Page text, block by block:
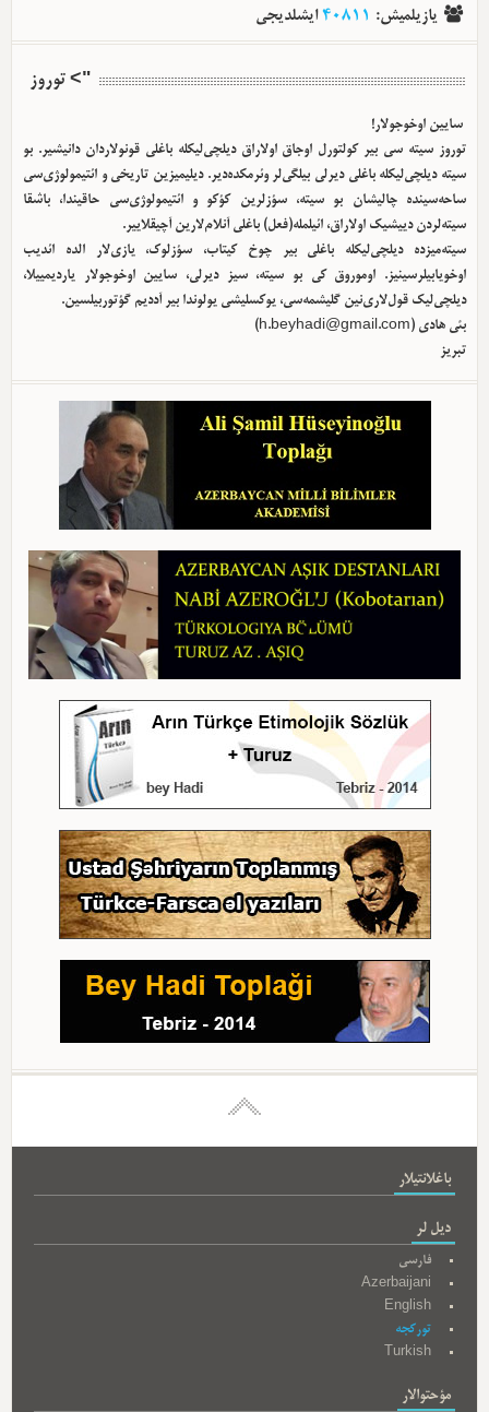
یازیلمیش:
40811ایشلدیجی
"> توروز
سایین اوخوجولار!
توروز سیته سی بیر کولتورل اوجاق اولا‌راق دیلچی‌لیکله باغلی قونولاردان دانیشیر. بو
سیته دیلچی‌لیکله باغلی دیرلی بیلگی‌لر وئرمکده‌دیر. دیلیمیزین تاریخی و ائتیمولوژی‌سی
ساحه‌سینده چالیشان بو سیته، سؤزلرین کؤکو و ائتیمولوژی‌سی حاقیندا، باشقا
سیته‌لردن دییشیک اولا‌راق، ائیلمله(فعل) باغلی آنلام‌لارین آچیقلاییر.
سیته‌میزده دیلچی‌لیکله باغلی بیر چوخ کیتاب، سؤزلوک، یازی‌لار الده ائدیب
اوخویابیلرسینیز. اوموروق کی بو سیته، سیز دیرلی، سایین اوخوجولار یاردیمییلا،
دیلچی‌لیک قول‌لاری‌نین گلیشمه‌سی، یوکسلیشی یولوندا بیر آددیم گؤتوربیلسین.
بئی هادی ( h.beyhadi@gmail.com
)
تبریز
باغلانتیلار
دیل لر
فارسی
Azerbaijani
English
تورکجه
Turkish
مؤحتوالار